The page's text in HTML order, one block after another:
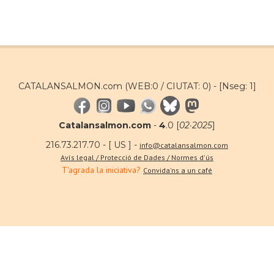
CATALANSALMON.com (WEB:0 / CIUTAT: 0) - [Nseg: 1]
Catalansalmon.com - 4.0 [02·2025]
216.73.217.70 - [ US ] - info@catalansalmon.com
Avís legal / Protecció de Dades / Normes d'ús
T'agrada la iniciativa? Convida'ns a un café